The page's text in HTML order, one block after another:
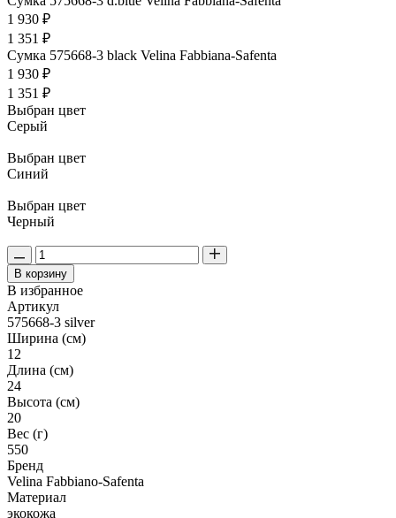
1 930 ₽
1 351 ₽
Сумка 575668-3 black Velina Fabbiana-Safenta
1 930 ₽
1 351 ₽
Выбран цвет
Серый
Выбран цвет
Синий
Выбран цвет
Черный
В корзину
В избранное
Артикул
575668-3 silver
Ширина (см)
12
Длина (см)
24
Высота (см)
20
Вес (г)
550
Бренд
Velina Fabbiano-Safenta
Материал
экокожа